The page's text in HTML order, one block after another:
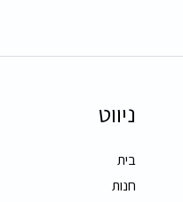
ניווט
בית
חנות